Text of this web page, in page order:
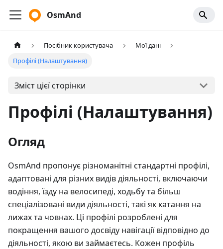
OsmAnd
Посібник користувача
Мої дані
Профілі (Налаштування)
Зміст цієї сторінки
Профілі (Налаштування)
Огляд
OsmAnd пропонує різноманітні стандартні профілі,
адаптовані для різних видів діяльності, включаючи
водіння, їзду на велосипеді, ходьбу та більш
спеціалізовані види діяльності, такі як катання на
лижах та човнах. Ці профілі розроблені для
покращення вашого досвіду навігації відповідно до
діяльності, якою ви займаєтесь. Кожен профіль